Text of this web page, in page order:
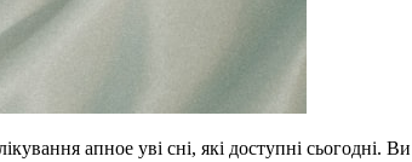
апное уві сні, які доступні сьогодні.